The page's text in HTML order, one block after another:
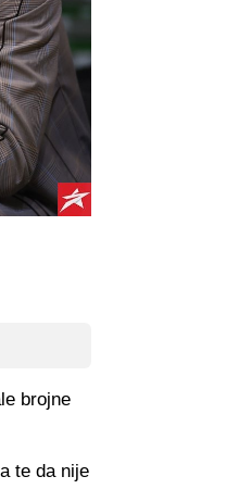
brojne
te da nije